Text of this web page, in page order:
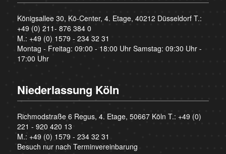
Königsallee 30, Kö-Center, 4. Etage, 40212 Düsseldorf T.:
+49 (0) 211- 876 384 0
M.: +49 (0) 1579 - 234 32 31
Montag - Freitag: 09:00 - 18:00 Uhr Samstag: 09:30 Uhr -
17:00 Uhr
Niederlassung Köln
Richmodstraße 6 Regus, 4. Etage, 50667 Köln T.: +49 (0)
221 - 920 420 13
M.: +49 (0) 1579 - 234 32 31
Besuch nur nach Terminvereinbarung